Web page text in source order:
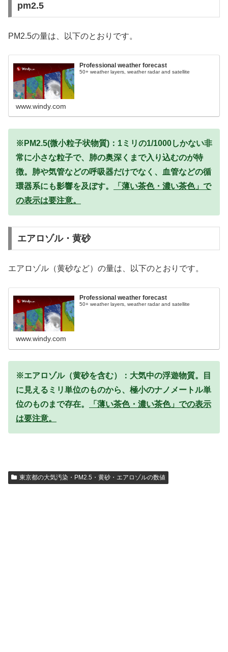
pm2.5
PM2.5の量は、以下のとおりです。
Professional weather forecast
50+ weather layers, weather radar and satellite
www.windy.com
※PM2.5(微小粒子状物質)：1ミリの1/1000しかない非
常に小さな粒子で、肺の奥深くまで入り込むのが特
徴。肺や気管などの呼吸器だけでなく、血管などの循
環器系にも影響を及ぼす。
「薄い茶色・濃い茶色」で
の表示は要注意。
エアロゾル・黄砂
エアロゾル（黄砂など）の量は、以下のとおりです。
Professional weather forecast
50+ weather layers, weather radar and satellite
www.windy.com
※エアロゾル（黄砂を含む）：大気中の浮遊物質。目
に見えるミリ単位のものから、極小のナノメートル単
位のものまで存在。
「薄い茶色・濃い茶色」での表示
は要注意。
東京都の大気汚染・PM2.5・黄砂・エアロゾルの数値